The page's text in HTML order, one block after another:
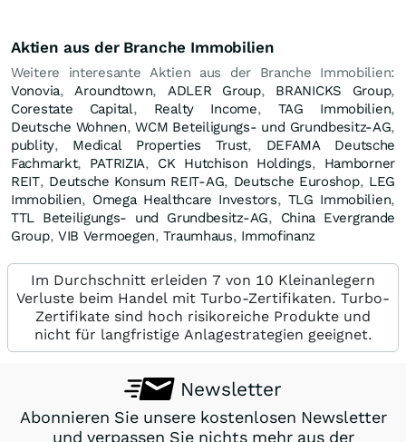
Aktien aus der Branche Immobilien
Weitere interesante Aktien aus der Branche Immobilien:
Vonovia,Aroundtown, ADLER Group, BRANICKS Group,
Corestate Capital, Realty Income, TAG Immobilien,
Deutsche Wohnen,WCM Beteiligungs- und Grundbesitz-AG,
publity, Medical Properties Trust, DEFAMA Deutsche
Fachmarkt, PATRIZIA, CK Hutchison Holdings, Hamborner
REIT, Deutsche Konsum REIT-AG, Deutsche Euroshop, LEG
Immobilien, Omega Healthcare Investors, TLG Immobilien,
TTL Beteiligungs- und Grundbesitz-AG, China Evergrande
Group, VIB Vermoegen,Traumhaus, Immofinanz
Im Durchschnitt erleiden 7 von 10 Kleinanlegern
Verluste beim Handel mit Turbo-Zertifikaten. Turbo-
Zertifikate sind hoch risikoreiche Produkte und
nicht für langfristige Anlagestrategien geeignet.
Newsletter
Abonnieren Sie unsere kostenlosen Newsletter
und verpassen Sie nichts mehr aus der